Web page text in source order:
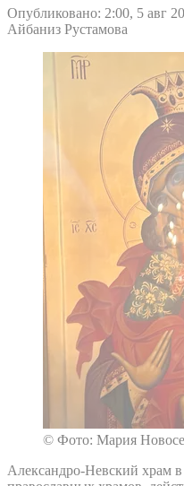
Опубликовано: 2:00, 5 авг
Айбаниз Рустамова
© Фото: Мария
Александро-Невский храм